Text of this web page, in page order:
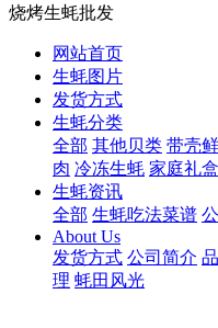
烧烤生蚝批发
网站首页
生蚝图片
发货方式
生蚝分类
全部 其他贝类 带壳
肉 冷冻生蚝 家庭礼
生蚝资讯
全部 生蚝吃法菜谱
About Us
发货方式 公司简介
理 蚝田风光